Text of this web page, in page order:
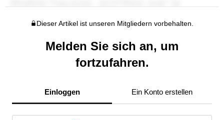
Dieser Artikel ist unseren Mitgliedern vorbehalten.
Melden Sie sich an, um
fortzufahren.
Einloggen Ein Konto erstellen